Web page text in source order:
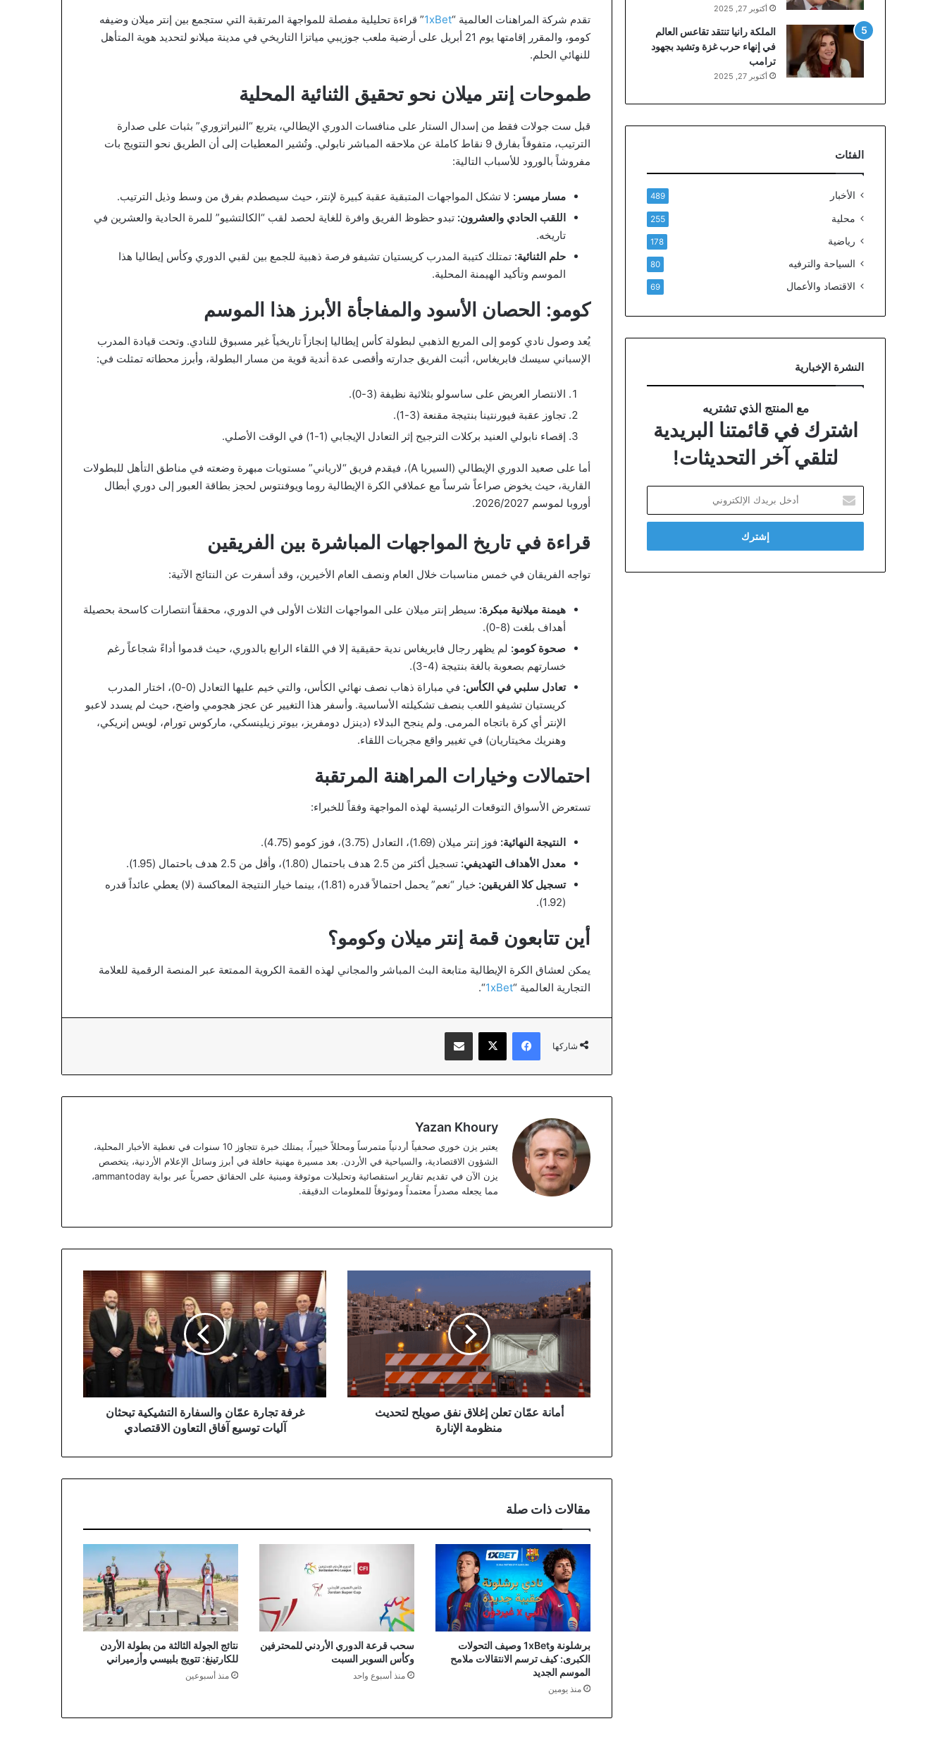
تقدم شركة المراهنات العالمية “1xBet” قراءة تحليلية مفصلة للمواجهة المرتقبة التي ستجمع بين إنتر ميلان وضيفه
كومو، والمقرر إقامتها يوم 21 أبريل على أرضية ملعب جوزيبي مياتزا التاريخي في مدينة ميلانو لتحديد هوية المتأهل
للنهائي الحلم.
طموحات إنتر ميلان نحو تحقيق الثنائية المحلية
قبل ست جولات فقط من إسدال الستار على منافسات الدوري الإيطالي، يتربع “النيراتزوري” بثبات على صدارة
الترتيب، متفوقاً بفارق 9 نقاط كاملة عن ملاحقه المباشر نابولي. وتُشير المعطيات إلى أن الطريق نحو التتويج بات
مفروشاً بالورود للأسباب التالية:
مسار ميسر: لا تشكل المواجهات المتبقية عقبة كبيرة لإنتر، حيث سيصطدم بفرق من وسط وذيل الترتيب.
اللقب الحادي والعشرون: تبدو حظوظ الفريق وافرة للغاية لحصد لقب “الكالتشيو” للمرة الحادية والعشرين في
تاريخه.
حلم الثنائية: تمتلك كتيبة المدرب كريستيان تشيفو فرصة ذهبية للجمع بين لقبي الدوري وكأس إيطاليا هذا
الموسم وتأكيد الهيمنة المحلية.
كومو: الحصان الأسود والمفاجأة الأبرز هذا الموسم
يُعد وصول نادي كومو إلى المربع الذهبي لبطولة كأس إيطاليا إنجازاً تاريخياً غير مسبوق للنادي. وتحت قيادة المدرب
الإسباني سيسك فابريغاس، أثبت الفريق جدارته وأقصى عدة أندية قوية من مسار البطولة، وأبرز محطاته تمثلت في:
الانتصار العريض على ساسولو بثلاثية نظيفة (3-0).
تجاوز عقبة فيورنتينا بنتيجة مقنعة (3-1).
إقصاء نابولي العنيد بركلات الترجيح إثر التعادل الإيجابي (1-1) في الوقت الأصلي.
أما على صعيد الدوري الإيطالي (السيريا A)، فيقدم فريق “لارياني” مستويات مبهرة وضعته في مناطق التأهل للبطولات
القارية، حيث يخوض صراعاً شرساً مع عملاقي الكرة الإيطالية روما ويوفنتوس لحجز بطاقة العبور إلى دوري أبطال
أوروبا لموسم 2026/2027.
قراءة في تاريخ المواجهات المباشرة بين الفريقين
تواجه الفريقان في خمس مناسبات خلال العام ونصف العام الأخيرين، وقد أسفرت عن النتائج الآتية:
هيمنة ميلانية مبكرة: سيطر إنتر ميلان على المواجهات الثلاث الأولى في الدوري، محققاً انتصارات كاسحة بحصيلة
أهداف بلغت (8-0).
صحوة كومو: لم يظهر رجال فابريغاس ندية حقيقية إلا في اللقاء الرابع بالدوري، حيث قدموا أداءً شجاعاً رغم
خسارتهم بصعوبة بالغة بنتيجة (4-3).
تعادل سلبي في الكأس:
في مباراة ذهاب نصف نهائي الكأس، والتي خيم عليها التعادل (0-0)، اختار المدرب
كريستيان تشيفو اللعب بنصف تشكيلته الأساسية. وأسفر هذا التغيير عن عجز هجومي واضح، حيث لم يسدد لاعبو
الإنتر أي كرة باتجاه المرمى. ولم ينجح البدلاء (دينزل دومفريز، بيوتر زيلينسكي، ماركوس تورام، لويس إنريكي،
وهنريك مخيتاريان) في تغيير واقع مجريات اللقاء.
احتمالات وخيارات المراهنة المرتقبة
تستعرض الأسواق التوقعات الرئيسية لهذه المواجهة وفقاً للخبراء:
النتيجة النهائية: فوز إنتر ميلان (1.69)، التعادل (3.75)، فوز كومو (4.75).
معدل الأهداف التهديفي: تسجيل أكثر من 2.5 هدف باحتمال (1.80)، وأقل من 2.5 هدف باحتمال (1.95).
تسجيل كلا الفريقين:
خيار “نعم” يحمل احتمالاً قدره (1.81)، بينما خيار النتيجة المعاكسة (لا) يعطي عائداً قدره
(1.92).
أين تتابعون قمة إنتر ميلان وكومو؟
يمكن لعشاق الكرة الإيطالية متابعة البث المباشر والمجاني لهذه القمة الكروية الممتعة عبر المنصة الرقمية للعلامة
التجارية العالمية “1xBet
“.
شاركها
فيسبوك ‫X مشاركة عبر البريد
Yazan Khoury
يعتبر يزن خوري صحفياً أردنياً متمرساً ومحللاً خبيراً، يمتلك خبرة تتجاوز 10 سنوات في تغطية الأخبار المحلية،
الشؤون الاقتصادية، والسياحية في الأردن. بعد مسيرة مهنية حافلة في أبرز وسائل الإعلام الأردنية، يتخصص
يزن الآن في تقديم تقارير استقصائية وتحليلات موثوقة ومبنية على الحقائق حصرياً عبر بوابة ammantoday،
مما يجعله مصدراً معتمداً وموثوقاً للمعلومات الدقيقة.
عمّان
تعلن
إغلاق
منظومة
الإنارة
أمانة عمّان تعلن إغلاق نفق صويلح لتحديث
منظومة الإنارة
غرفة
تجارة
عمّان
والسفارة
التشيكية
تبحثان
آليات
توسيع
آفاق
التعاونغرفة تجارة عمّان والسفارة التشيكية تبحثان
آليات توسيع آفاق التعاون الاقتصادي
مقالات ذات صلة
برشلونة و1xBet وصيف التحولات
الكبرى: كيف ترسم الانتقالات ملامح
الموسم الجديد
منذ يومين
سحب قرعة الدوري الأردني للمحترفين
وكأس السوبر السبت
منذ أسبوع واحد
نتائج الجولة الثالثة من بطولة الأردن
للكارتينغ: تتويج بلبيسي وأزميراني
منذ أسبوعين
أكتوبر 27, 2025
الملكة رانيا تنتقد تقاعس العالم
في إنهاء حرب غزة وتشيد بجهود
ترامب
أكتوبر 27, 2025
الفئات
الأخبار 489
محلية 255
رياضية 178
السياحة والترفيه 80
الاقتصاد والأعمال 69
النشرة الإخبارية
مع المنتج الذي تشتريه
اشترك في قائمتنا البريدية
لتلقي آخر التحديثات!
بريدك
الإلكتروني